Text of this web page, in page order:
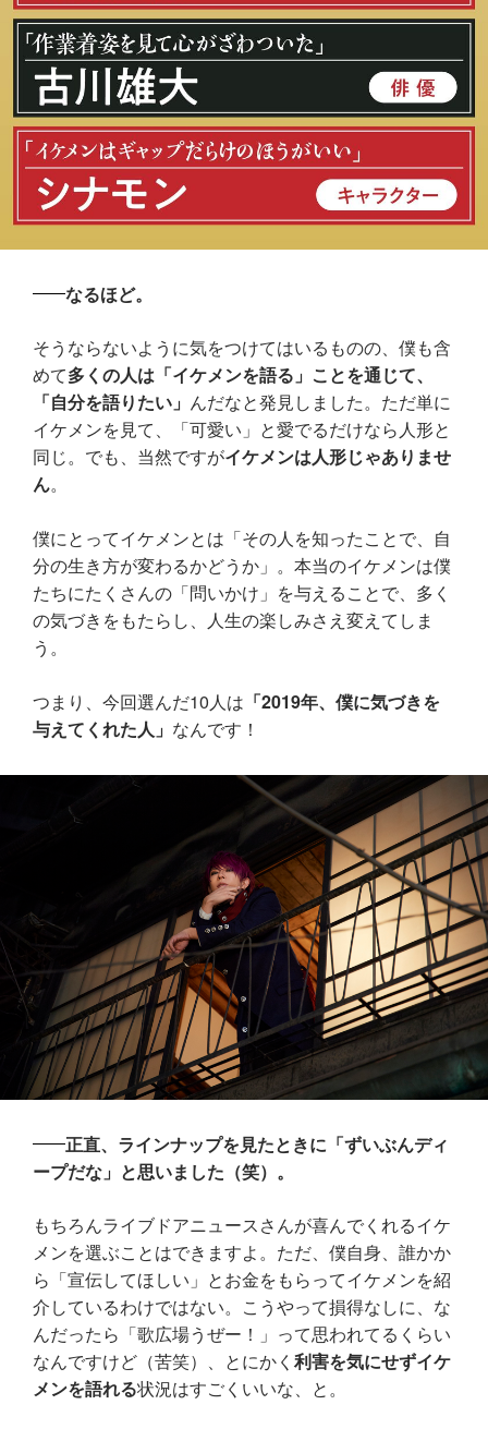
なるほど。
そうならないように気をつけてはいるものの、僕も含
めて多くの人は「イケメンを語る」ことを通じて、
「自分を語りたい」 んだなと発見しました。ただ単に
イケメンを見て、「可愛い」と愛でるだけなら人形と
同じ。でも、当然ですがイケメンは人形じゃありませ
ん。
僕にとってイケメンとは「その人を知ったことで、自
分の生き方が変わるかどうか」。本当のイケメンは僕
たちにたくさんの「問いかけ」を与えることで、多く
の気づきをもたらし、人生の楽しみさえ変えてしま
う。
つまり、今回選んだ10人は 「2019年、僕に気づきを
与えてくれた人」 なんです！
正直、ラインナップを見たときに「ずいぶんディ
ープだな」と思いました（笑）。
もちろんライブドアニュースさんが喜んでくれるイケ
メンを選ぶことはできますよ。ただ、僕自身、誰かか
ら「宣伝してほしい」とお金をもらってイケメンを紹
介しているわけではない。こうやって損得なしに、な
んだったら「歌広場うぜー！」って思われてるくらい
なんですけど（苦笑）、とにかく 利害を気にせずイケ
メンを語れる状況はすごくいいな、と。